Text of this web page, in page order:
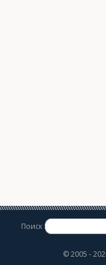
Поиск
©2005 -